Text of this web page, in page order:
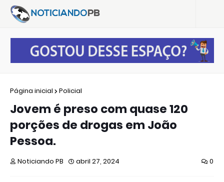
Página inicial Policial
Jovem é preso com quase 120
porções de drogas em João
Pessoa.
Noticiando PB abril 27, 2024 0